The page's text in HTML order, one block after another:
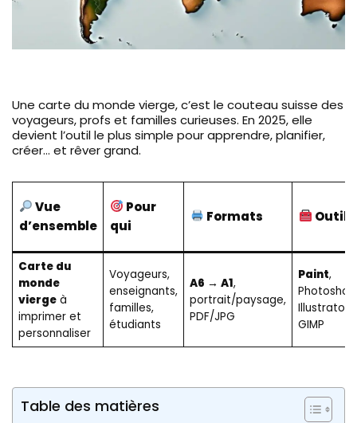
Une carte du monde vierge, c’est le couteau suisse des
voyageurs, profs et familles curieuses. En 2025, elle
devient l’outil le plus simple pour apprendre, planifier,
créer… et rêver grand.
Vue
d’ensemble
Pour
qui
Formats Outils
Carte du
monde
viergeà
imprimer et
personnaliser
Voyageurs,
enseignants,
familles,
étudiants
A6 → A1,
portrait/paysage,
PDF/JPG
Paint,
Illustrator,
GIMP
Table des matières